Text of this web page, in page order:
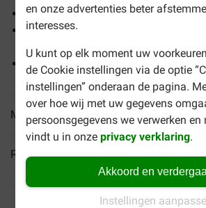
en onze advertenties beter
interesses.
U kunt op elk moment uw
de Cookie instellingen via de optie
instellingen” onderaan de pagina.
over hoe wij met uw gegevens
persoonsgegevens we verwerken en
vindt u in onzeprivacy verklaring.
Akkoord en
Instellingen
Doodt binnen 24 uur
Helpt herbesmetting voorkomen
weken
Voor grote honden tot 40 kg
Meer informatie
Reviews